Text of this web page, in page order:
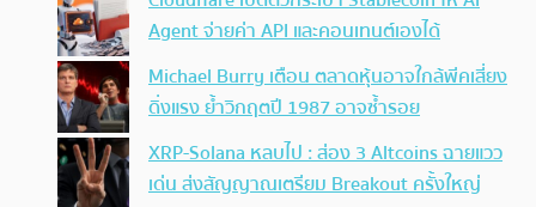
Agent จ่ายค่า API และคอนเทนต์เองได้
Michael Burry เตือน ตลาดหุ้นอาจใกล้พีคเสี่ยง
ดิ่งแรง ย้ำวิกฤตปี 1987 อาจซ้ำรอย
XRP-Solana หลบไป : ส่อง 3 Altcoins ฉายแวว
เด่น ส่งสัญญาณเตรียม Breakout ครั้งใหญ่